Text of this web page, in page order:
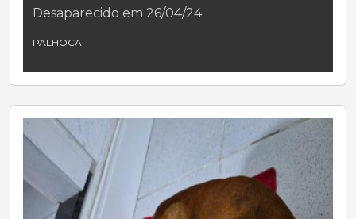
Desaparecido em 26/04/24
PALHOCA